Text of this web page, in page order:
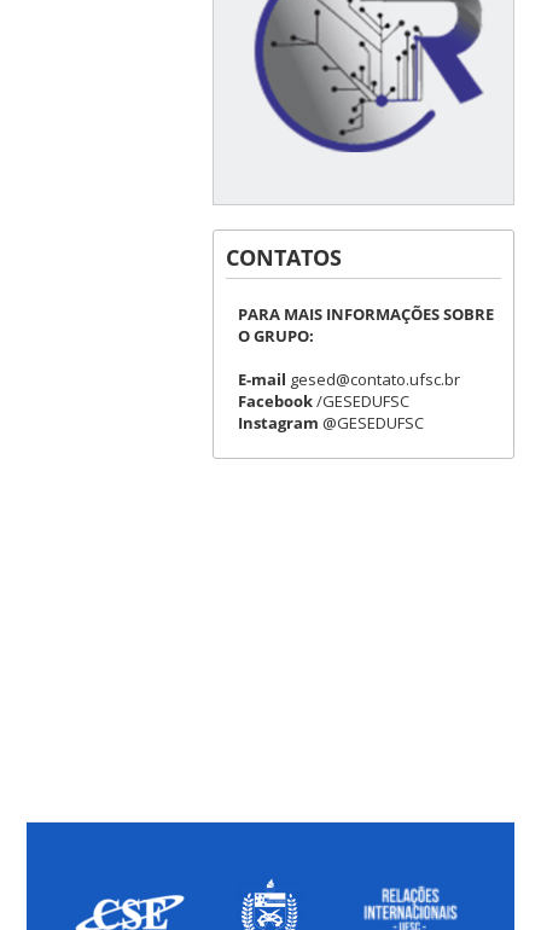
CONTATOS
PARA MAIS INFORMAÇÕES SOBRE
O GRUPO:
E-mail gesed@contato.ufsc.br
Facebook/GESEDUFSC
Instagram @GESEDUFSC